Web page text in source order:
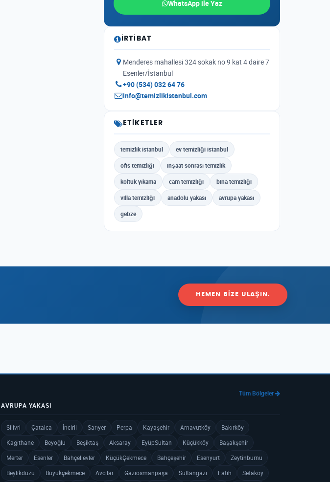
WhatsApp ile Yaz
İRTIBAT
Menderes mahallesi 324 sokak no 9 kat 4 daire 7
Esenler/İstanbul
+90 (534) 032 64 76
info@temizlikistanbul.com
ETIKETLER
temizlik istanbul ev temizliği istanbul
ofis temizliği inşaat sonrası temizlik
koltuk yıkama cam temizliği bina temizliği
villa temizliği anadolu yakası avrupa yakası
gebze
HEMEN BIZE ULAŞIN.
Tüm Bölgeler
AVRUPA YAKASI
Silivri Çatalca İncirli Sarıyer Perpa Kayaşehir Arnavutköy
Bakırköy
Kağıthane
Beyoğlu Beşiktaş Aksaray EyüpSultan Küçükköy
Başakşehir
Merter
Esenler Bahçelievler KüçükÇekmece Bahçeşehir Esenyurt
Zeytinburnu
Beylikdüzü
Büyükçekmece Avcılar Gaziosmanpaşa Sultangazi Fatih Sefaköy